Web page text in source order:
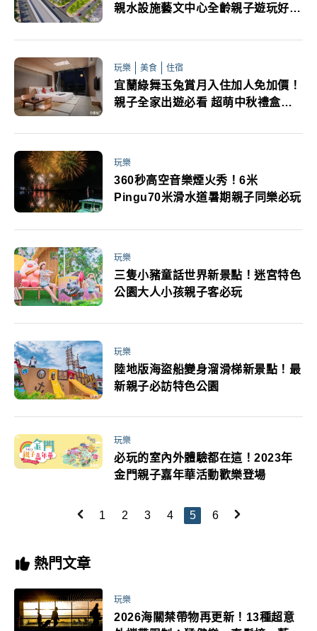
親水設施藝文中心全齡親子遊玩好去
玩樂 美食 住宿
宜蘭綠舞玉兔賞月入住加人免加價！
親子全家出遊必看 超萌中秋禮盒限
玩樂
360秒高空音樂煙火秀！6米
Pingu70米滑水道暑期親子同樂必玩
玩樂
三隻小豬童話世界新景點！迷宮特色
公園大人小孩親子客必玩
玩樂
陸地版海盜船變身溜滑梯新景點！最
新親子必訪特色公園
玩樂
必玩的室內外體驗都在這！2023年
金門親子嘉年華活動歡樂登場
1 2 3 4 5 6
熱門文章
玩樂
2026海關禁帶物再更新！13種超意